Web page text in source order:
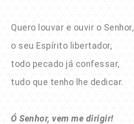
Quero louvar e ouvir o Senhor,
o seu Espírito libertador,
todo pecado já confessar,
tudo que tenho lhe dedicar.
Ó Senhor, vem me dirigir!